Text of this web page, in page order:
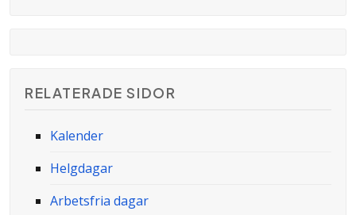
RELATERADE SIDOR
Kalender
Helgdagar
Arbetsfria dagar